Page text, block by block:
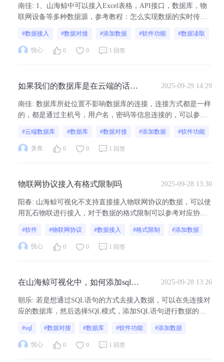
数值构成的产品评价数据）时，如
机制，将不同模态特征映射至统一
特征空间，实现多模态数据的协同
南佳: 1、山海鲸中可以接入Excel表格，API接口，数据库，物
联网设备等多种数据源，参考教程：怎么实现数据的实时传输 -
选择合适的组件进行数据的展示，关于组件的选择，可以先看
一下官网的图文教程，对于不同组件的数据展示，可以看下组
#数据接入 #数据对接 #添加数据 #软件功能 #数据读取
悦心 0 0 1 回答
如果我们的数据库是在云端的话，
2025-09-29 14:29
南佳: 数据库所处位置不影响数据库的连接，连接方式都是一样
的，都是通过主机号，用户名，密码等信息连接的，可以参考
作教程 - 山海鲸可视化
#云端数据库 #数据库 #数据对接 #添加数据 #软件功能
羡鱼 0 0 1 回答
物联网协议接入有格式限制吗 2025-09-28 13:30
阳春: 山海鲸可视化不支持直接接入物联网协议的数据，可以使
用瓦石物联进行接入，对于数据的格式限制可以参考对应协议
#软件 #物联网协议 #数据接入 #格式限制 #添加数据
悦心 0 0 1 回答
在山海鲸可视化中，如何添加sql语
2025-09-28 13:26
朝乐: 若是想通过SQL语句的方式去接入数据，可以在先连接对
应的数据库，然后选择SQL模式，添加SQL语句进行数据的添
#sql #数据对接 #数据库 #软件功能 #添加数据
悦心 0 0 1 回答